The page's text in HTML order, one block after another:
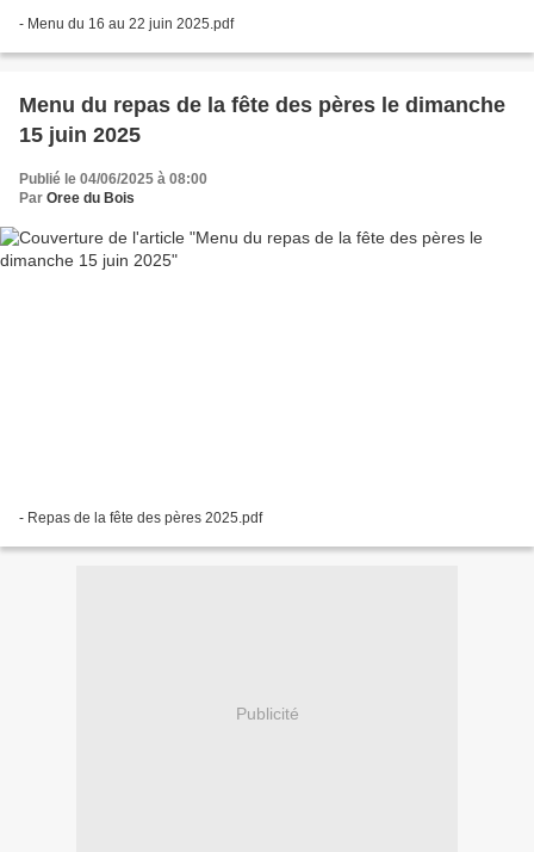
- Menu du 16 au 22 juin 2025.pdf
Menu du repas de la fête des pères le dimanche
15 juin 2025
Publié le 04/06/2025 à 08:00
Par Oree du Bois
- Repas de la fête des pères 2025.pdf
Publicité